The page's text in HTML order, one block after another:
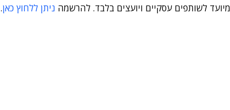
לשותפים עסקיים ויועצים בלבד. להרשמה ניתן ללחוץ כאן.